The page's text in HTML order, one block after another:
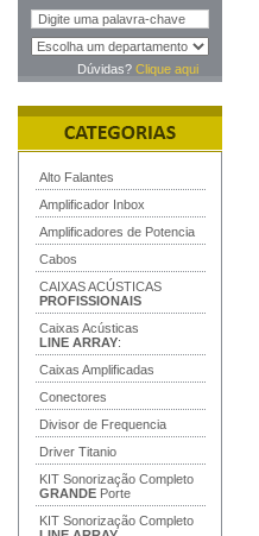
Dúvidas? Clique aqui
Alto Falantes
Amplificador Inbox
Amplificadores de Potencia
Cabos
CAIXAS ACÚSTICAS
PROFISSIONAIS
Caixas Acústicas
LINE ARRAY:
Caixas Amplificadas
Conectores
Divisor de Frequencia
Driver Titanio
KIT Sonorização Completo
GRANDE Porte
KIT Sonorização Completo